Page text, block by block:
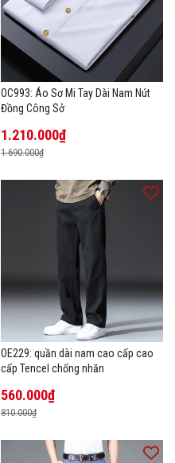
OC993: Áo Sơ Mi Tay Dài Nam Nút
Đồng Công Sở
1.210.000₫
1.690.000₫
OE229: quần dài nam cao cấp cao
cấp Tencel chống nhăn
560.000₫
810.000₫